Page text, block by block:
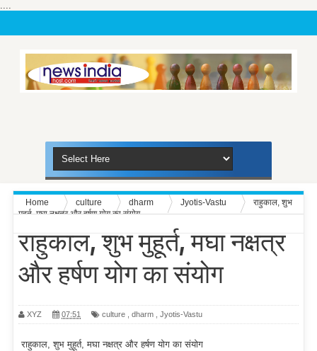
....
Home culture dharm Jyotis-Vastu
राहुकाल, शुभ
मुहूर्त, मघा नक्षत्र और हर्षण योग का संयोग
राहुकाल, शुभ मुहूर्त, मघा नक्षत्र
और हर्षण योग का संयोग
XYZ 07:51 culture dharm Jyotis-Vastu
राहुकाल, शुभ मुहूर्त, मघा नक्षत्र और हर्षण योग का संयोग